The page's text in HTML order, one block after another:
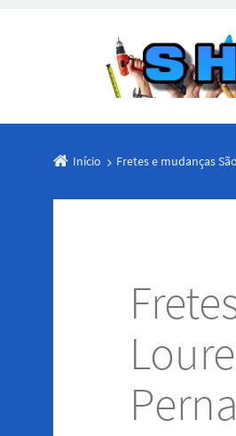
Início Fretes e mudanças